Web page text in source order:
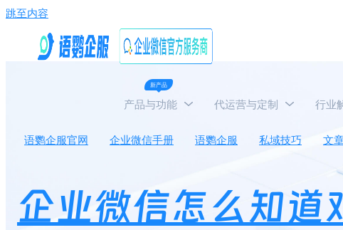
跳至内容
新产品
产品与功能 代运营与定制 行业
语鹦企服官网 企业微信手册 语鹦企服 私域技巧 文
企业微信怎么知道